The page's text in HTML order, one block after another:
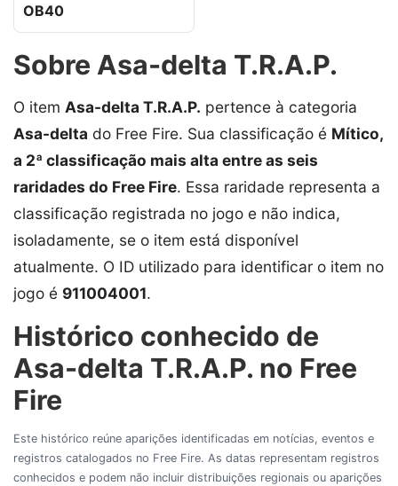
OB40
Sobre Asa-delta T.R.A.P.
O item Asa-delta T.R.A.P. pertence à categoria
Asa-delta do Free Fire. Sua classificação é Mítico,
a 2ª classificação mais alta entre as seis
raridades do Free Fire. Essa raridade representa a
classificação registrada no jogo e não indica,
isoladamente, se o item está disponível
atualmente. O ID utilizado para identificar o item no
jogo é 911004001.
Histórico conhecido de
Asa-delta T.R.A.P. no Free
Fire
Este histórico reúne aparições identificadas em notícias, eventos e
registros catalogados no Free Fire. As datas representam registros
conhecidos e podem não incluir distribuições regionais ou aparições